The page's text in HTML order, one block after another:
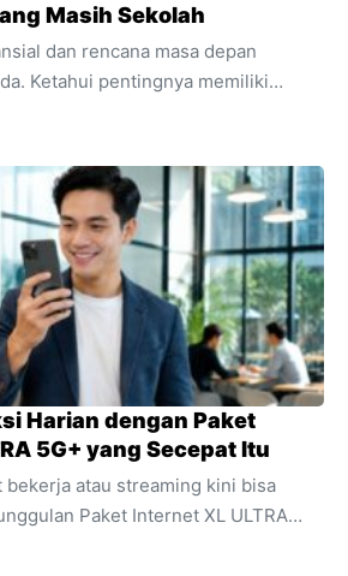
Masih Sekolah
dan rencana masa depan
Ketahui pentingnya memiliki
sebagai bagian integral dari
Harian dengan Paket
5G+ yang Secepat Itu
bekerja atau streaming kini bisa
Paket Internet XL ULTRA
kecepatan ultra dan stabilitas